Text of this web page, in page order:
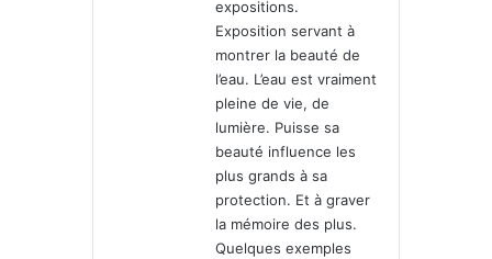
expositions.
Exposition servant à
montrer la beauté de
l’eau. L’eau est vraiment
pleine de vie, de
lumière. Puisse sa
beauté influence les
plus grands à sa
protection. Et à graver
la mémoire des plus.
Quelques exemples